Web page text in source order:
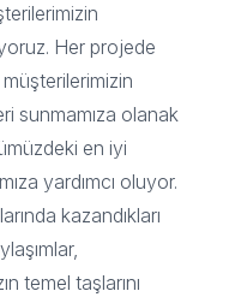
Her projede
sunmamıza olanak
en iyi
yardımcı oluyor.
kazandıkları
temel taşlarını